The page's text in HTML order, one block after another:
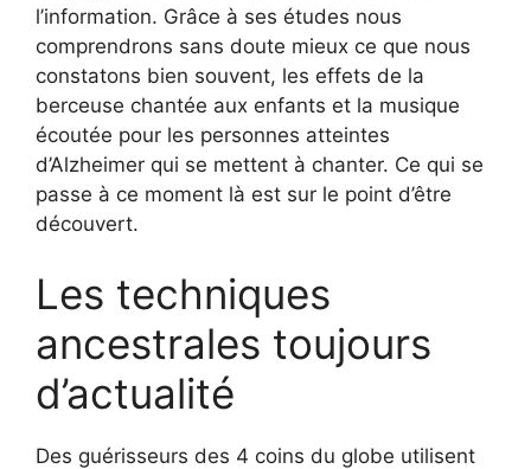
l’information. Grâce à ses études nous
comprendrons sans doute mieux ce que nous
constatons bien souvent, les effets de la
berceuse chantée aux enfants et la musique
écoutée pour les personnes atteintes
d’Alzheimer qui se mettent à chanter. Ce qui se
passe à ce moment là est sur le point d’être
découvert.
Les techniques
ancestrales toujours
d’actualité
Des guérisseurs des 4 coins du globe utilisent